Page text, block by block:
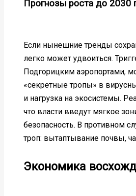
Прогнозы роста до 2030
Если нынешние тренды
легко может удвоиться.
Подгорицким аэропортами,
«секретные тропы» в
и нагрузка на экосистемы.
что власти введут мягкое
безопасность. В противном
троп: вытаптывание почвы,
Экономика